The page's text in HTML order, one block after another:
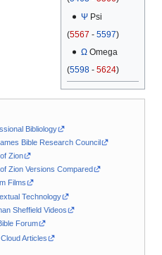
ΨPsi
(5567 - 5597)
ΩOmega
(5598 - 5624)
Bibliology
Bible Research Council
Zion
Zion Versions Compared
Films
Technology
Sheffield Videos
Forum
Articles